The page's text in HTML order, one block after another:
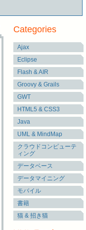
Categories
Ajax
Eclipse
Flash & AIR
Groovy & Grails
GWT
HTML5 & CSS3
Java
UML & MindMap
クラウドコンピューテ
ィング
データベース
データマイニング
モバイル
書籍
猫 & 招き猫